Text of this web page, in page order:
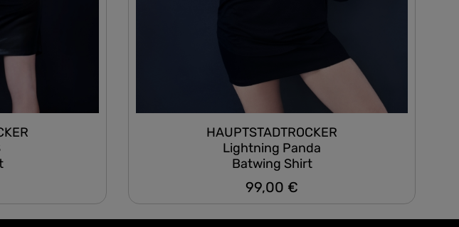
HAUPTSTADTROCKER
Lightning Panda
Batwing Shirt
Regulärer Preis:
99,00 €